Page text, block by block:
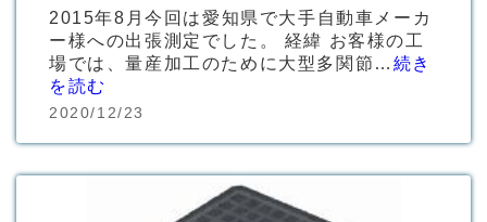
2015年8月今回は愛知県で大手自動車メーカ
ー様への出張測定でした。 経緯 お客様の工
場では、量産加工のために大型多関節… 続き
を読む
2020/12/23